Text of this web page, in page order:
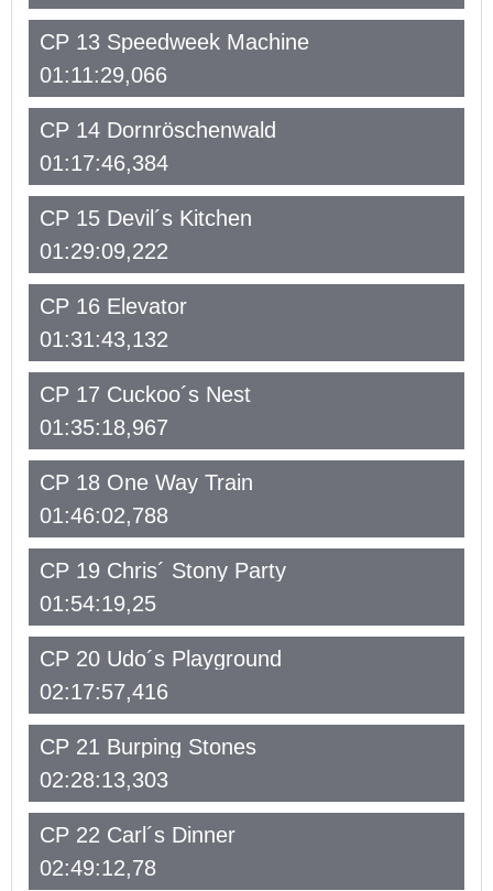
CP 13 Speedweek Machine
01:11:29,066
CP 14 Dornröschenwald
01:17:46,384
CP 15 Devil´s Kitchen
01:29:09,222
CP 16 Elevator
01:31:43,132
CP 17 Cuckoo´s Nest
01:35:18,967
CP 18 One Way Train
01:46:02,788
CP 19 Chris´ Stony Party
01:54:19,25
CP 20 Udo´s Playground
02:17:57,416
CP 21 Burping Stones
02:28:13,303
CP 22 Carl´s Dinner
02:49:12,78